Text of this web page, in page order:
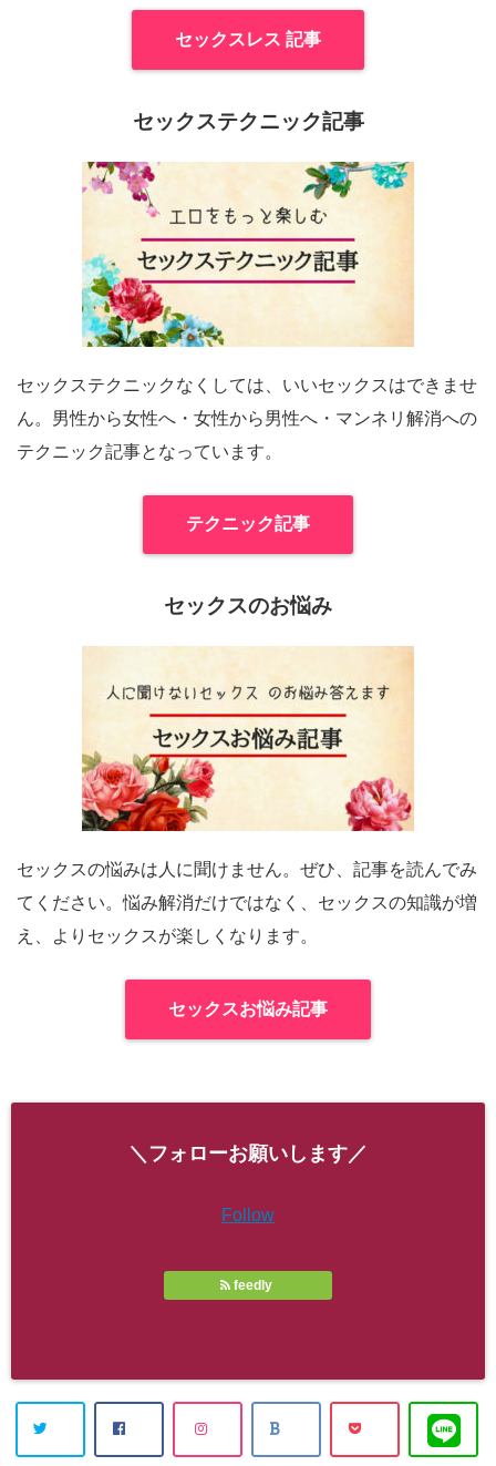
セックスレス 記事
セックステクニック記事
セックステクニックなくしては、いいセックスはできませ
ん。男性から女性へ・女性から男性へ・マンネリ解消への
テクニック記事となっています。
テクニック記事
セックスのお悩み
セックスの悩みは人に聞けません。ぜひ、記事を読んでみ
てください。悩み解消だけではなく、セックスの知識が増
え、よりセックスが楽しくなります。
セックスお悩み記事
＼フォローお願いします／
Follow
feedly